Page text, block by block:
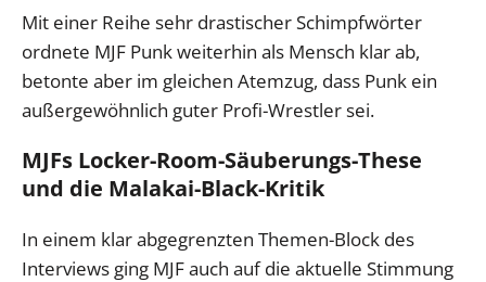
Mit einer Reihe sehr drastischer Schimpfwörter
ordnete MJF Punk weiterhin als Mensch klar ab,
betonte aber im gleichen Atemzug, dass Punk ein
außergewöhnlich guter Profi-Wrestler sei.
MJFs Locker-Room-Säuberungs-These
und die Malakai-Black-Kritik
In einem klar abgegrenzten Themen-Block des
Interviews ging MJF auch auf die aktuelle Stimmung